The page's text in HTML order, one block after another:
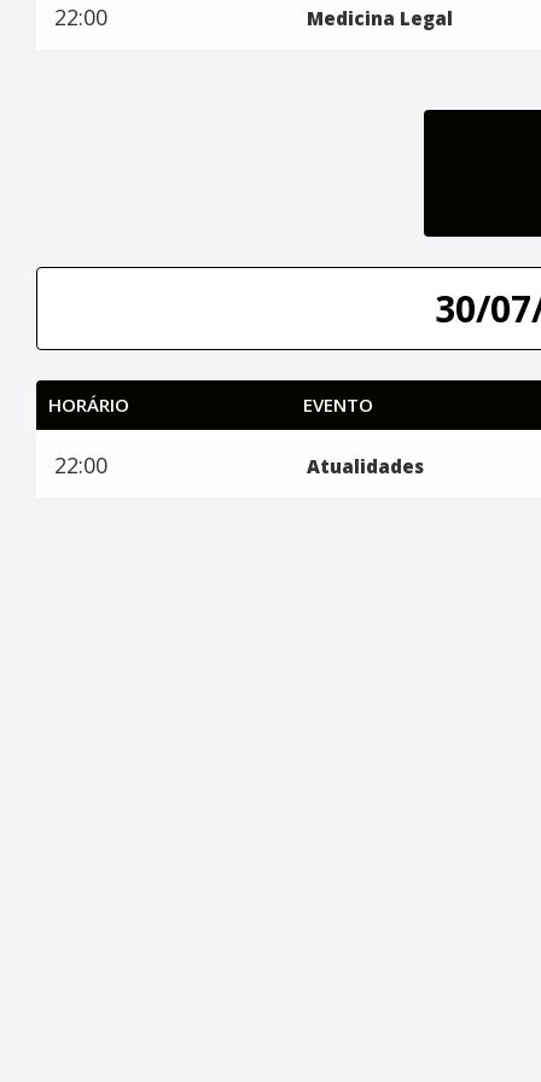
22:00 Medicina Legal
30/
HORÁRIO EVENTO
22:00 Atualidades